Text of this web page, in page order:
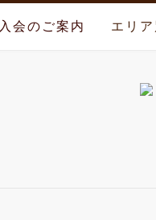
入会のご案内 エリ